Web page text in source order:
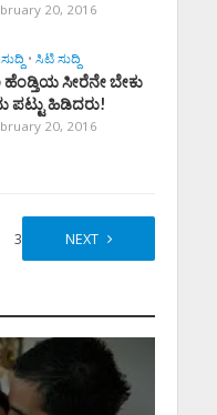
20, 2016
• ಸಿಟಿ ಸುದ್ದಿ
ಸೀರೆನೇ ಬೇಕು
ಪಟ್ಟು ಹಿಡಿದರು!
20, 2016
3 NEXT